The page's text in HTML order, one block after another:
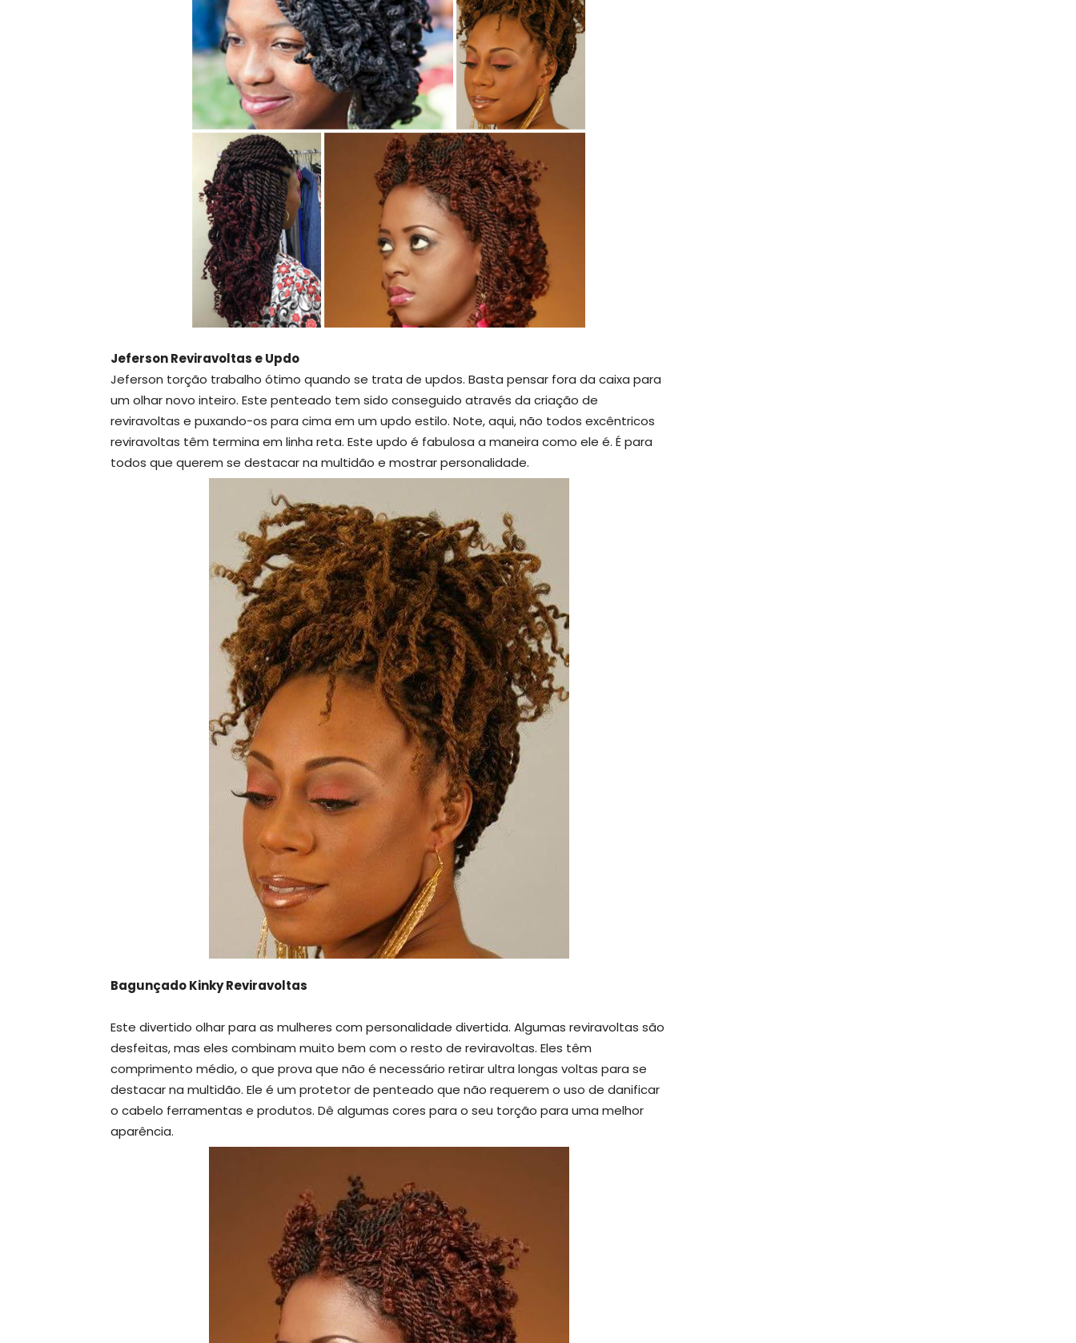
Jeferson Reviravoltas e Updo
Jeferson torção trabalho ótimo quando se trata de updos. Basta pensar fora da caixa para
um olhar novo inteiro. Este penteado tem sido conseguido através da criação de
reviravoltas e puxando-os para cima em um updo estilo. Note, aqui, não todos excêntricos
reviravoltas têm termina em linha reta. Este updo é fabulosa a maneira como ele é. É para
todos que querem se destacar na multidão e mostrar personalidade.
Bagunçado Kinky Reviravoltas
Este divertido olhar para as mulheres com personalidade divertida. Algumas reviravoltas são
desfeitas, mas eles combinam muito bem com o resto de reviravoltas. Eles têm
comprimento médio, o que prova que não é necessário retirar ultra longas voltas para se
destacar na multidão. Ele é um protetor de penteado que não requerem o uso de danificar
o cabelo ferramentas e produtos. Dê algumas cores para o seu torção para uma melhor
aparência.